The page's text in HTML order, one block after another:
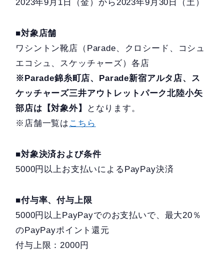
2023年9月1日（金）から2023年9月30日（土）
■対象店舗
ワシントン靴店（Parade、クロシード、コシュ
エコシュ、スケッチャーズ）各店
※Parade錦糸町店、Parade新宿アルタ店、ス
ケッチャーズ三井アウトレットパーク北陸小矢
部店は【対象外】
となります。
※店舗一覧は こちら
■対象決済および条件
5000円以上お支払いによるPayPay決済
■付与率、付与上限
5000円以上PayPayでのお支払いで、最大20％
のPayPayポイント還元
付与上限：2000円